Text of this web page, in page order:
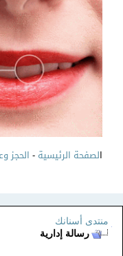
لصفحة الرئيسية-الحجز
منتدى أسنانك
رسالة إدارية